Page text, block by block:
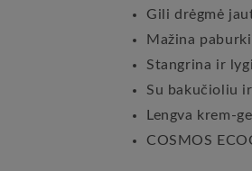
Gili drėgmė
Mažina
Stangrina ir
Su bakučioliu
Lengva krem-
COSMOS